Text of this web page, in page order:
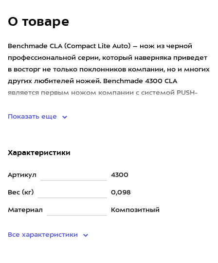
О товаре
Benchmade CLA (Compact Lite Auto) – нож из черной
профессиональной серии, который наверняка приведет
в восторг не только поклонников компании, но и многих
других любителей ножей. Benchmade 4300 CLA
является первым ножом компании с системой PUSH-
Показать еще
Характеристики
Артикул 4300
Вес (кг) 0,098
Материал Композитный
Все характеристики